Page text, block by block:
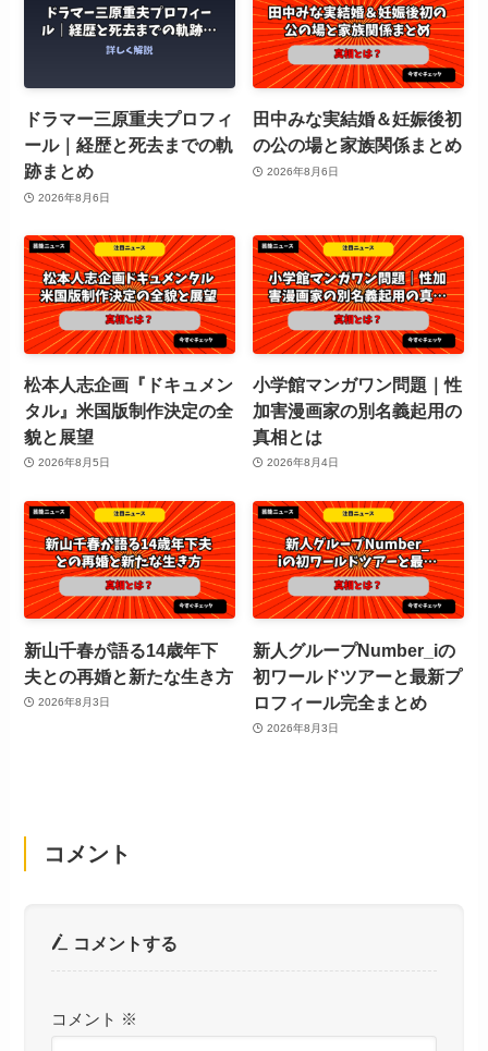
ドラマー三原重夫プロフィ
ール｜経歴と死去までの軌
跡まとめ
2026年8月6日
田中みな実結婚＆妊娠後初
の公の場と家族関係まとめ
2026年8月6日
松本人志企画『ドキュメン
タル』米国版制作決定の全
貌と展望
2026年8月5日
小学館マンガワン問題｜性
加害漫画家の別名義起用の
真相とは
2026年8月4日
新山千春が語る14歳年下
夫との再婚と新たな生き方
2026年8月3日
新人グループNumber_iの
初ワールドツアーと最新プ
ロフィール完全まとめ
2026年8月3日
コメント
コメントする
コメント ※